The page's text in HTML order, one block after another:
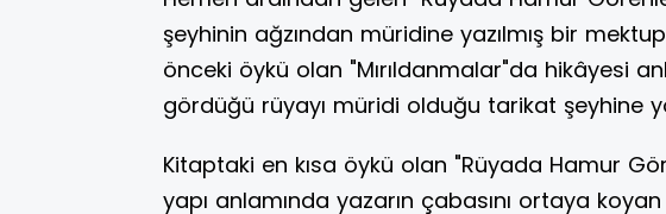
şeyhinin ağzından müridine yazılmış bir
önceki öykü olan "Mırıldanmalar"da hikâyesi
gördüğü rüyayı müridi olduğu tarikat şeyhine
Kitaptaki en kısa öykü olan "Rüyada Hamur
yapı anlamında yazarın çabasını ortaya